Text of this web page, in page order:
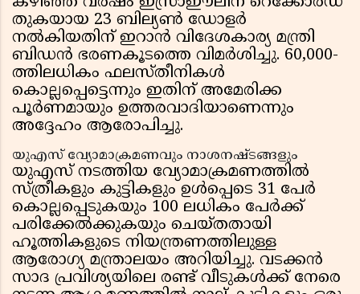
തുകയായ 23 ബില്യൺ ഡോളർ
നൽകിയതിന് ഇറാൻ വിദേശകാര്യ മന്ത്രി
ബിഡൻ ഭരണകൂടത്തെ വിമർശിച്ചു. 60,000-
ത്തിലധികം ഫലസ്തീനികൾ
കൊല്ലപ്പെട്ടെന്നും ഇതിന് അമേരിക്ക
പൂർണമായും ഉത്തരവാദിയാണെന്നും
അദ്ദേഹം ആരോപിച്ചു.
യുഎസ് വ്യോമാക്രമണവും നാശനഷ്ടങ്ങളും
യുഎസ് നടത്തിയ വ്യോമാക്രമണത്തിൽ
സ്ത്രീകളും കുട്ടികളും ഉൾപ്പെടെ 31 പേർ
കൊല്ലപ്പെടുകയും 100 ലധികം പേർക്ക്
പരിക്കേൽക്കുകയും ചെയ്തതായി
ഹൂത്തികളുടെ നിയന്ത്രണത്തിലുള്ള
ആരോഗ്യ മന്ത്രാലയം അറിയിച്ചു. വടക്കൻ
സാദ പ്രവിശ്യയിലെ രണ്ട് വീടുകൾക്ക് നേരെ